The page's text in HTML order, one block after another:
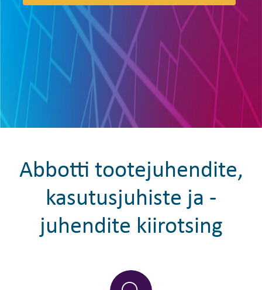
Abbotti tootejuhendite,
kasutusjuhiste ja -
juhendite kiirotsing